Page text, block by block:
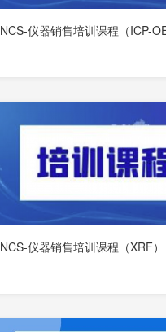
NCS-仪器销售培训课程（ICP-
NCS-仪器销售培训课程（XRF）